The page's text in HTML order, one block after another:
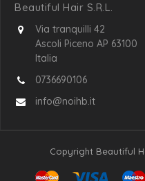
Beautiful Hair S.R.L.
Via tranquilli 42
Ascoli Piceno AP 63100
Italia
0736690106
info@noihb.it
Copyright Beautiful